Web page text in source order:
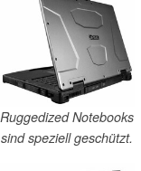
Ruggedized Notebooks
sind speziell geschützt.